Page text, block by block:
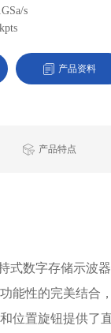
s
产品资料
产品特点
式数字存储示波
能性的完美结合
位置旋钮提供了